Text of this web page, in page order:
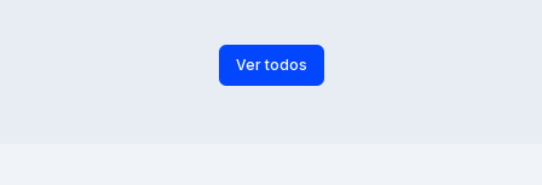
Ver todos